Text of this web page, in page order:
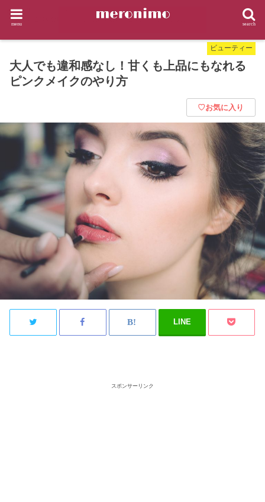
search
menu
HOME
大人でも違和感なし！甘くも上品にもなれるピンクメイクのやり方
ビューティー
大人でも違和感なし！甘くも上品にもなれる
ピンクメイクのやり方
♡お気に入り
LINE
スポンサーリンク